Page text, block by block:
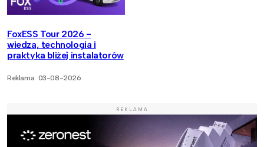
FoxESS Tour 2026 -
wiedza, technologia i
praktyka bliżej instalatorów
Reklama 03-08-2026
REKLAMA